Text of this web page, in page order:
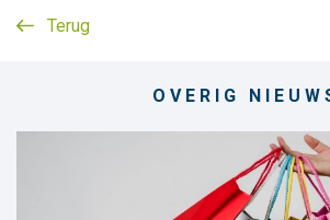
Terug
OVERIG